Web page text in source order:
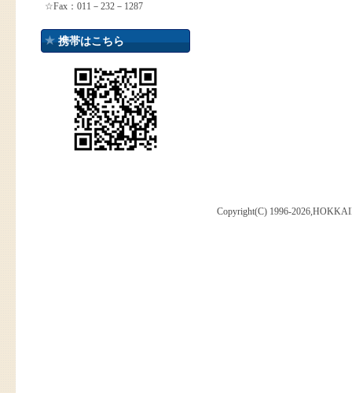
☆Fax：011－232－1287
携帯はこちら
Copyright(C) 1996-